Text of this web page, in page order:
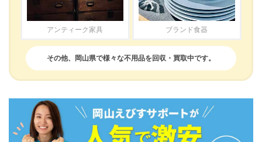
アンティーク家具 ブランド食器
その他、岡山県で様々な不用品を回収・買取中です。